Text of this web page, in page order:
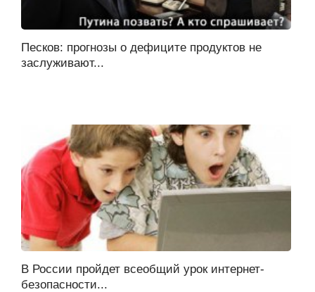
Песков: прогнозы о дефиците продуктов не
заслуживают...
В России пройдет всеобщий урок интернет-
безопасности...